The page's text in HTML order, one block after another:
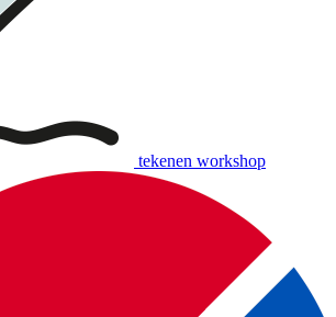
tekenen workshop